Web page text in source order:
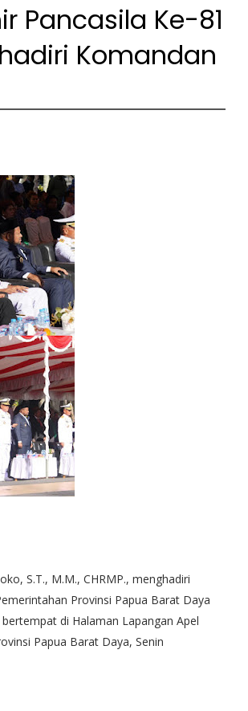
Pancasila Ke-81
Komandan
S.T., M.M., CHRMP., menghadiri
Provinsi Papua Barat Daya
di Halaman Lapangan Apel
Papua Barat Daya, Senin